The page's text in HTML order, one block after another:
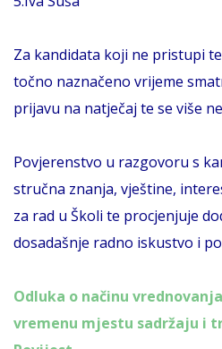
Za kandidata koji ne pristupi
točno naznačeno vrijeme
prijavu na natječaj te se više
Povjerenstvo u razgovoru s
stručna znanja, vještine,
za rad u Školi te procjenjuje
dosadašnje radno iskustvo i
Odluka o načinu
vremenu mjestu sadržaju i